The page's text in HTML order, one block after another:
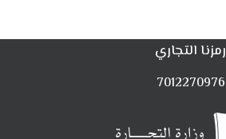
رمزنا التجاري
7012270976